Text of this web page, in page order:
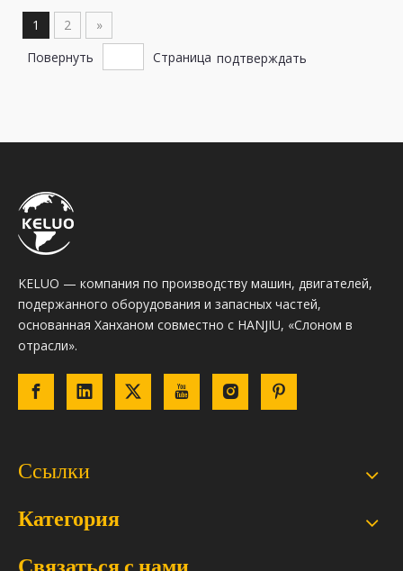
1 2
»
Повернуть
Страница подтверждать
KELUO — компания по производству машин, двигателей,
подержанного оборудования и запасных частей,
основанная Ханханом совместно с HANJIU, «Слоном в
отрасли».
Ссылки
Категория
Связаться с нами